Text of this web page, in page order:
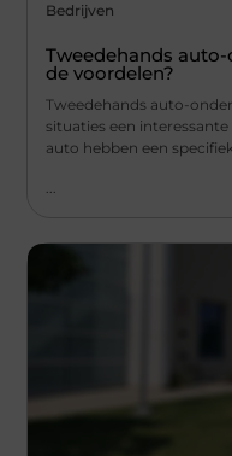
Bedrijven
Tweedehands
de voordelen?
Tweedehands auto-
situaties een
auto hebben een